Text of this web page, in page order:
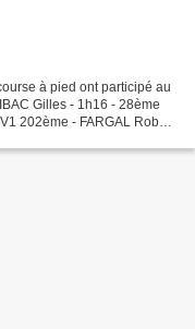
à pied ont participé au
Gilles - 1h16 - 28ème
202ème - FARGAL Robert